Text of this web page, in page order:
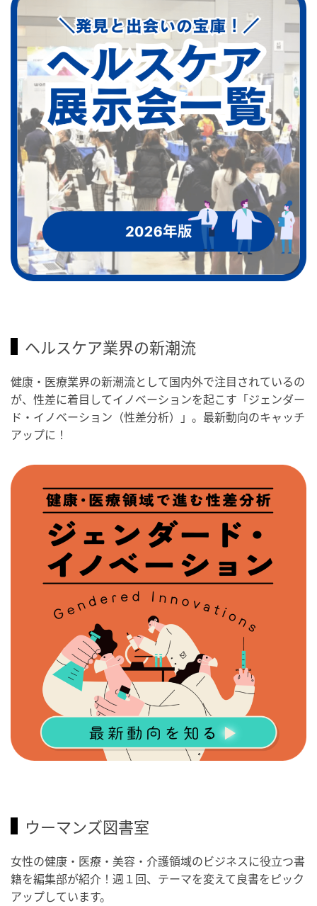
ヘルスケア業界の新潮流
健康・医療業界の新潮流として国内外で注目されているの
が、性差に着目してイノベーションを起こす「ジェンダー
ド・イノベーション（性差分析）」。最新動向のキャッチ
アップに！
ウーマンズ図書室
女性の健康・医療・美容・介護領域のビジネスに役立つ書
籍を編集部が紹介！週１回、テーマを変えて良書をピック
アップしています。